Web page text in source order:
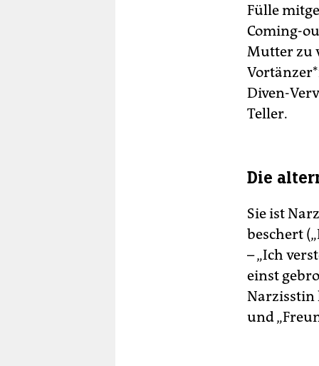
Fülle
Coming-
Mutter zu
Diven-
Teller.
Die
Sie ist
beschert
– „Ich
einst
Narzisstin
und